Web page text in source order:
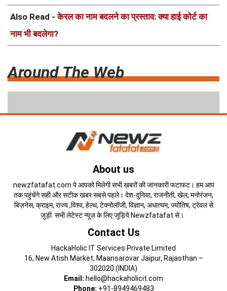
Also Read -केरल का नाम बदलने का प्रस्ताव: क्या हाई कोर्ट का
नाम भी बदलेगा?
Around The Web
About us
newzfatafat.com पे आपको मिलेगी सभी ख़बरों की जानकारी फटाफट। हम आप
तक पहुंचेंगे सही और सटीक खबर सबसे पहले। देश-दुनिया, राजनीती, खेल, मनोरंजन,
बिज़नेस, क्राइम, राज्य ,विश्व, हेल्थ, टेक्नोलॉजी, विज्ञान, अधात्यम, ज्योतिष, ट्रेवल से
जुड़ी सभी लेटेस्ट न्यूज़ के लिए जुड़िये Newzfatafat से।
Contact Us
HackaHolic IT Services Private Limited
16, New Atish Market, Maansarovar Jaipur, Rajasthan –
302020 (INDIA)
Email: hello@hackaholicit.com
Phone: +91-8949469483